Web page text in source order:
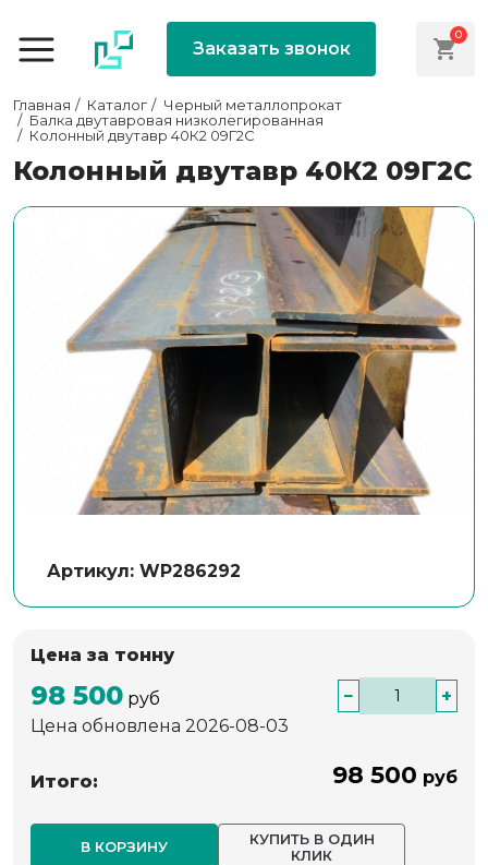
Заказать звонок
0
Главная Каталог
Черный металлопрокат
Балка двутавровая низколегированная
Колонный двутавр 40К2 09Г2С
Колонный двутавр 40К2 09Г2С
Артикул: WP286292
Цена за тонну
98 500 руб −
+
Цена обновлена 2026-08-03
Итого: 98 500 руб
В КОРЗИНУ
КУПИТЬ В ОДИН
КЛИК